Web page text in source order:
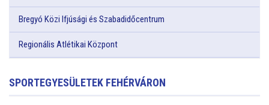
Bregyó Közi Ifjúsági és Szabadidőcentrum
Regionális Atlétikai Központ
SPORTEGYESÜLETEK FEHÉRVÁRON